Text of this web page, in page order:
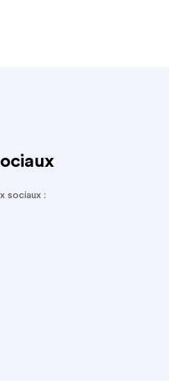
sociaux :